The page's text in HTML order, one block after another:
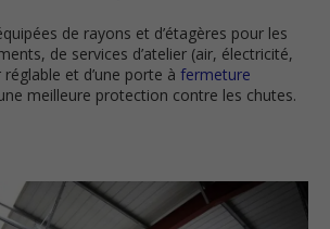
de rayons et d’étagères pour les
de services d’atelier (air, électricité,
réglable et d’une porte à fermeture
meilleure protection contre les chutes.